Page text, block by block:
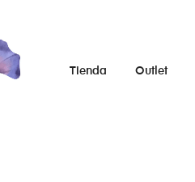
Tienda Outlet